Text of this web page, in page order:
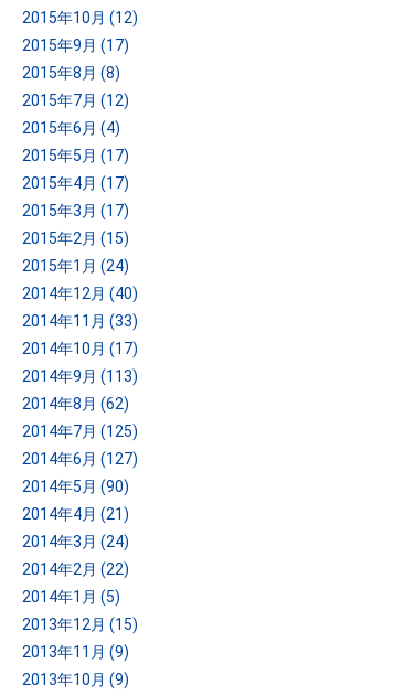
2015年10月 (12)
2015年9月 (17)
2015年8月 (8)
2015年7月 (12)
2015年6月 (4)
2015年5月 (17)
2015年4月 (17)
2015年3月 (17)
2015年2月 (15)
2015年1月 (24)
2014年12月 (40)
2014年11月 (33)
2014年10月 (17)
2014年9月 (113)
2014年8月 (62)
2014年7月 (125)
2014年6月 (127)
2014年5月 (90)
2014年4月 (21)
2014年3月 (24)
2014年2月 (22)
2014年1月 (5)
2013年12月 (15)
2013年11月 (9)
2013年10月 (9)